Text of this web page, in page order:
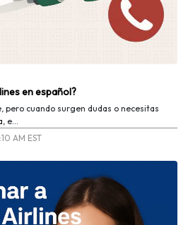
en español?
pero cuando surgen dudas o necesitas
AM EST